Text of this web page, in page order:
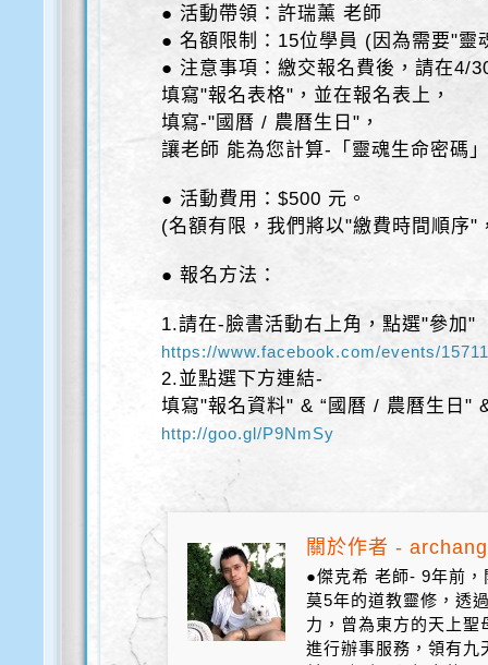
● 活動帶領：許瑞薰 老師
● 名額限制：15位學員 (因為需要"靈
● 注意事項：繳交報名費後，請在4/
填寫"報名表格"，並在報名表上，
填寫-"國曆 / 農曆生日"，
讓老師 能為您計算-「靈魂生命密碼
● 活動費用：$500 元。
(名額有限，我們將以"繳費時間順序"
● 報名方法：
1.請在-臉書活動右上角，點選"參加"
https://www.facebook.com/events/
2.並點選下方連結-
填寫"報名資料" & “國曆 / 農曆生日"
http://goo.gl/P9NmSy
關於作者 -
●傑克希 老師- 9年前
莫5年的道教靈修，透
力，曾為東方的天上
進行辦事服務，領有